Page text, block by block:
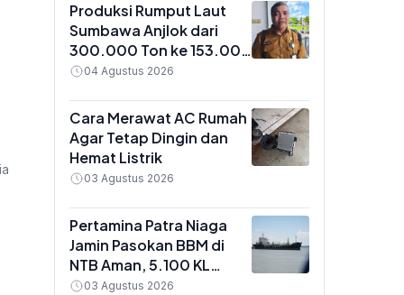
Produksi Rumput Laut
Sumbawa Anjlok dari
300.000 Ton ke 153.000
Ton, Dislutkan Sebut 3
04 Agustus 2026
Cara Merawat AC Rumah
Agar Tetap Dingin dan
Hemat Listrik
03 Agustus 2026
Pertamina Patra Niaga
Jamin Pasokan BBM di
NTB Aman, 5.100 KL
Pertalite dan Biosolar
03 Agustus 2026